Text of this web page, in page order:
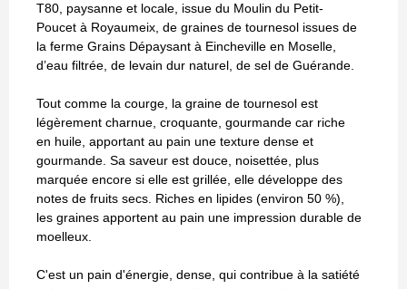
T80, paysanne et locale, issue du Moulin du Petit-
Poucet à Royaumeix, de graines de tournesol issues de
la ferme Grains Dépaysant à Eincheville en Moselle,
d’eau filtrée, de levain dur naturel, de sel de Guérande.
Tout comme la courge, la graine de tournesol est
légèrement charnue, croquante, gourmande car riche
en huile, apportant au pain une texture dense et
gourmande. Sa saveur est douce, noisettée, plus
marquée encore si elle est grillée, elle développe des
notes de fruits secs. Riches en lipides (environ 50 %),
les graines apportent au pain une impression durable de
moelleux.
C'est un pain d'énergie, dense, qui contribue à la satiété